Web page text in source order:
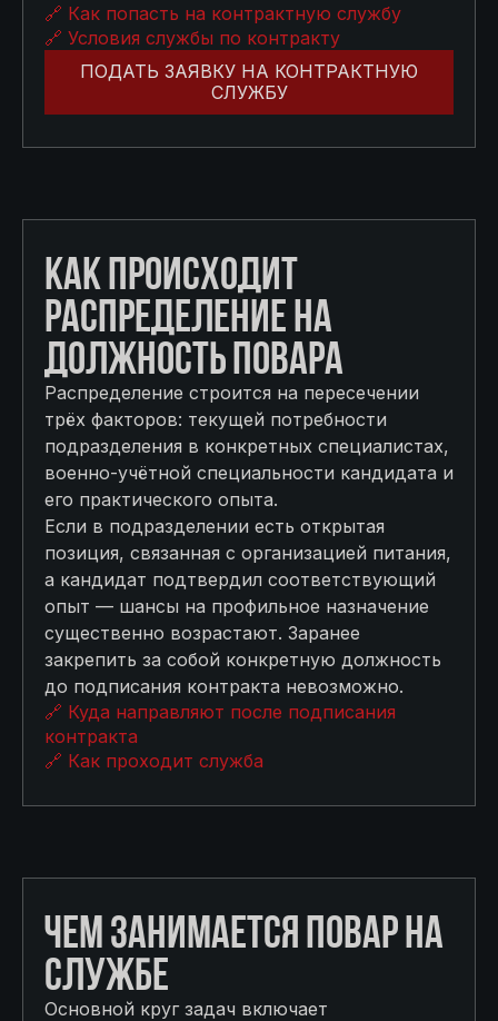
🔗 Как попасть на контрактную службу
🔗 Условия службы по контракту
ПОДАТЬ ЗАЯВКУ НА КОНТРАКТНУЮ
СЛУЖБУ
КАК ПРОИСХОДИТ
РАСПРЕДЕЛЕНИЕ НА
ДОЛЖНОСТЬ ПОВАРА
Распределение строится на пересечении
трёх факторов: текущей потребности
подразделения в конкретных специалистах,
военно-учётной специальности кандидата и
его практического опыта.
Если в подразделении есть открытая
позиция, связанная с организацией питания,
а кандидат подтвердил соответствующий
опыт — шансы на профильное назначение
существенно возрастают. Заранее
закрепить за собой конкретную должность
до подписания контракта невозможно.
🔗 Куда направляют после подписания
контракта
🔗 Как проходит служба
ЧЕМ ЗАНИМАЕТСЯ ПОВАР НА
СЛУЖБЕ
Основной круг задач включает